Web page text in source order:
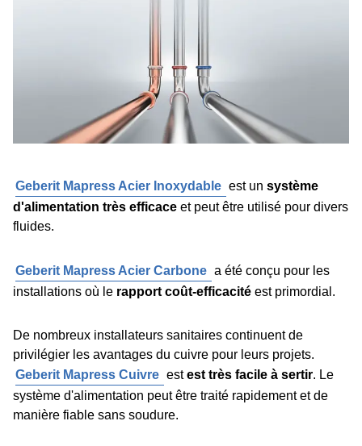
Geberit Mapress Acier Inoxydable est un système
d'alimentation très efficace et peut être utilisé pour divers
fluides.
Geberit Mapress Acier Carbone a été conçu pour les
installations où le rapport coût-efficacité est primordial.
De nombreux installateurs sanitaires continuent de
privilégier les avantages du cuivre pour leurs projets.
Geberit Mapress Cuivre estest très facile à sertir. Le
système d'alimentation peut être traité rapidement et de
manière fiable sans soudure.